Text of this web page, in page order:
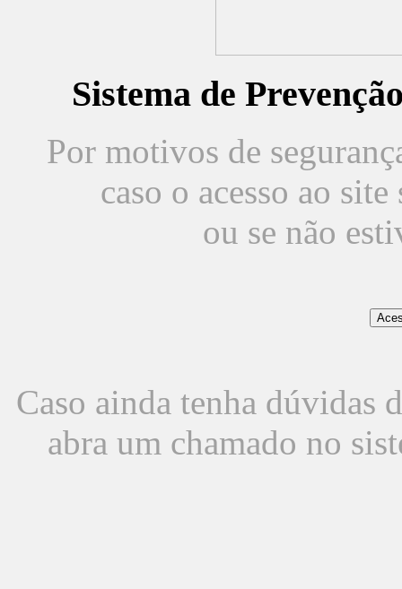
Sistema de
Por motivos de
caso o acesso ao
ou se não
Caso ainda tenha dúvidas
abra um chamado no